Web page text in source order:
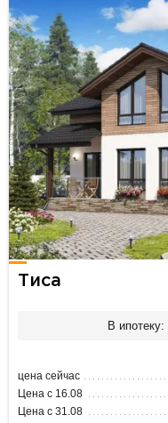
Тиса
В ипотеку:
цена сейчас
Цена с 16.08
Цена с 31.08